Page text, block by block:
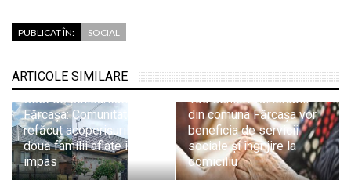
PUBLICAT ÎN: SOCIAL
ARTICOLE SIMILARE
Gest de solidaritate în
Fărcașa: Comunitatea a
refăcut acoperișurile a
două familii aflate în
impas
106 seniori vulnerabili
din comuna Fărcașa vor
beneficia de servicii
sociale și îngrijire la
domiciliu